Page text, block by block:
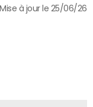
Mise à jour le 25/06/26